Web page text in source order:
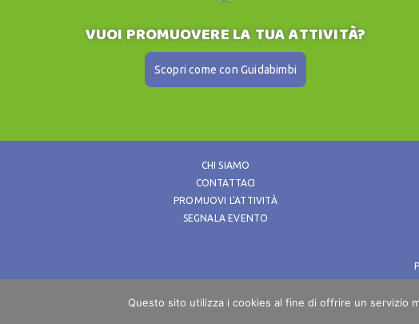
VUOI PROMUOVERE LA TUA ATTIVITÀ?
Scopri come con Guidabimbi
CHI SIAMO
CONTATTACI
PROMUOVI L'ATTIVITÀ
SEGNALA EVENTO
Questo sito utilizza i cookies al fine di offrire un servizio